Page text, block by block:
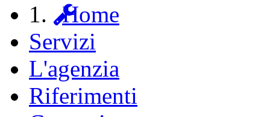
Home
Servizi
L'agenzia
Riferimenti